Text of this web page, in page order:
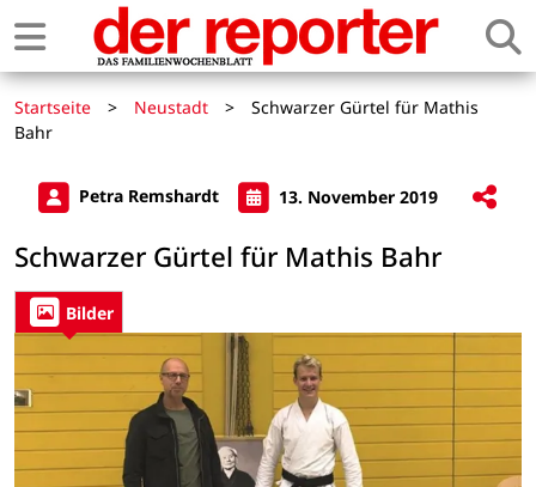
Startseite > Neustadt >
Schwarzer Gürtel für Mathis
Bahr
Petra Remshardt 13. November 2019
Schwarzer Gürtel für Mathis Bahr
Bilder